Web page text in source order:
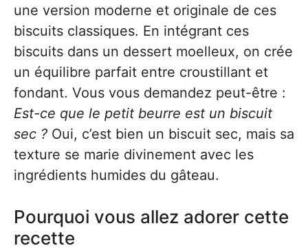
une version moderne et originale de ces
biscuits classiques. En intégrant ces
biscuits dans un dessert moelleux, on crée
un équilibre parfait entre croustillant et
fondant. Vous vous demandez peut-être :
Est-ce que le petit beurre est un biscuit
sec ? Oui, c’est bien un biscuit sec, mais sa
texture se marie divinement avec les
ingrédients humides du gâteau.
Pourquoi vous allez adorer cette
recette